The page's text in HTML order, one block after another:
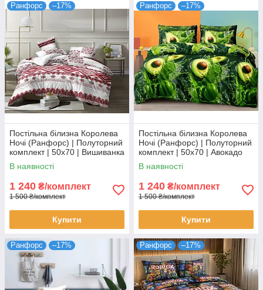
Ранфорс –17%
Постільна білизна Королева
Ночі (Ранфорс) | Полуторний
комплект | 50х70 | Вишиванка
В наявності
1 240 ₴/комплект
1 500 ₴/комплект
Купити
Ранфорс –17%
Постільна білизна Королева
Ночі (Ранфорс) | Полуторний
комплект | 50х70 | Авокадо
на зеленому
В наявності
1 240 ₴/комплект
1 500 ₴/комплект
Купити
Ранфорс –17% Ранфорс –17%